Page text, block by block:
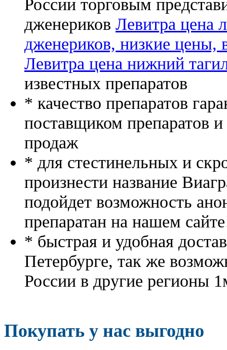
России торговым
дженериков Левитра цена
дженериков, низкие цены,
Левитра цена нижний
известных препаратов
* качество препаратов
поставщиком препаратов
продаж
* для стестинельных и
произнести название
подойдет возможность
препаратан на нашем
* быстрая и удобная
Петербурге, так же
России в другие регионы
Покупать у нас выгодно